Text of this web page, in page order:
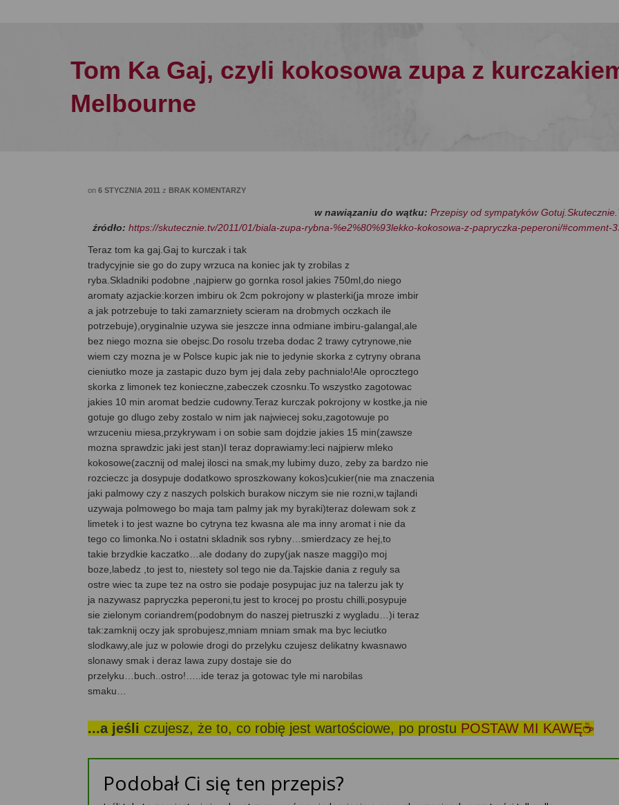
Tom Ka Gaj, czyli kokosowa zupa z
Melbourne
on 6 STYCZNIA 2011 z BRAK KOMENTARZY
w nawiązaniu do wątku: Przepisy od sympatyków
źródło: https://skutecznie.tv/2011/01/biala-zupa-rybna-%e2%80%93lekko-kokosowa-z-papryczka-peperoni/#comment-
Teraz tom ka gaj.Gaj to kurczak i tak
tradycyjnie sie go do zupy wrzuca na koniec jak ty zrobilas z
ryba.Skladniki podobne ,najpierw go gornka rosol jakies 750ml,do niego
aromaty azjackie:korzen imbiru ok 2cm pokrojony w plasterki(ja mroze imbir
a jak potrzebuje to taki zamarzniety scieram na drobmych oczkach ile
potrzebuje),oryginalnie uzywa sie jeszcze inna odmiane imbiru-galangal,ale
bez niego mozna sie obejsc.Do rosolu trzeba dodac 2 trawy cytrynowe,nie
wiem czy mozna je w Polsce kupic jak nie to jedynie skorka z cytryny obrana
cieniutko moze ja zastapic duzo bym jej dala zeby pachnialo!Ale oprocztego
skorka z limonek tez konieczne,zabeczek czosnku.To wszystko zagotowac
jakies 10 min aromat bedzie cudowny.Teraz kurczak pokrojony w kostke,ja nie
gotuje go dlugo zeby zostalo w nim jak najwiecej soku,zagotowuje po
wrzuceniu miesa,przykrywam i on sobie sam dojdzie jakies 15 min(zawsze
mozna sprawdzic jaki jest stan)I teraz doprawiamy:leci najpierw mleko
kokosowe(zacznij od malej ilosci na smak,my lubimy duzo, zeby za bardzo nie
rozcieczc ja dosypuje dodatkowo sproszkowany kokos)cukier(nie ma znaczenia
jaki palmowy czy z naszych polskich burakow niczym sie nie rozni,w tajlandi
uzywaja polmowego bo maja tam palmy jak my byraki)teraz dolewam sok z
limetek i to jest wazne bo cytryna tez kwasna ale ma inny aromat i nie da
tego co limonka.No i ostatni skladnik sos rybny…smierdzacy ze hej,to
takie brzydkie kaczatko…ale dodany do zupy(jak nasze maggi)o moj
boze,labedz ,to jest to, niestety sol tego nie da.Tajskie dania z reguly sa
ostre wiec ta zupe tez na ostro sie podaje posypujac juz na talerzu jak ty
ja nazywasz papryczka peperoni,tu jest to krocej po prostu chilli,posypuje
sie zielonym coriandrem(podobnym do naszej pietruszki z wygladu…)i teraz
tak:zamknij oczy jak sprobujesz,mniam mniam smak ma byc leciutko
slodkawy,ale juz w polowie drogi do przelyku czujesz delikatny kwasnawo
slonawy smak i deraz lawa zupy dostaje sie do
przelyku…buch..ostro!…..ide teraz ja gotowac tyle mi narobilas
smaku…
...a jeśli czujesz, że to, co robię jest wartościowe, po prostu POSTAW MI KAWĘ☕
Podobał Ci się ten przepis?